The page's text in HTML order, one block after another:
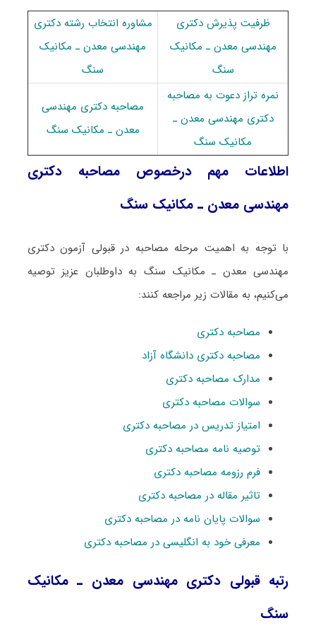
ظرفیت پذیرش دکتری
ﻣﻬﻨﺪسی ﻣﻌﺪن ـ مکانیک
ﺳﻨﮓ
مشاوره انتخاب رشته دکتری
ﻣﻬﻨﺪسی ﻣﻌﺪن ـ مکانیک
ﺳﻨﮓ
نمره تراز دعوت به مصاحبه
دکتری ﻣﻬﻨﺪسی ﻣﻌﺪن ـ
مکانیک ﺳﻨﮓ
مصاحبه دکتری ﻣﻬﻨﺪسی
ﻣﻌﺪن ـ مکانیک ﺳﻨﮓ
اطلاعات مهم درخصوص مصاحبه دکتری
ﻣﻬﻨﺪسی ﻣﻌﺪن ـ مکانیک ﺳﻨﮓ
با توجه به اهمیت مرحله مصاحبه در قبولی آزمون دکتری
ﻣﻬﻨﺪسی ﻣﻌﺪن ـ مکانیک ﺳﻨﮓ به داوطلبان عزیز توصیه
می‌کنیم، به مقالات زیر مراجعه کنند:
مصاحبه دکتری
مصاحبه دکتری دانشگاه آزاد
مدارک مصاحبه دکتری
سوالات مصاحبه دکتری
امتیاز تدریس در مصاحبه دکتری
توصیه نامه مصاحبه دکتری
فرم رزومه مصاحبه دکتری
تاثیر مقاله در مصاحبه دکتری
سوالات پایان نامه در مصاحبه دکتری
معرفی خود به انگلیسی در مصاحبه دکتری
رتبه قبولی دکتری ﻣﻬﻨﺪسی ﻣﻌﺪن ـ مکانیک
ﺳﻨﮓ